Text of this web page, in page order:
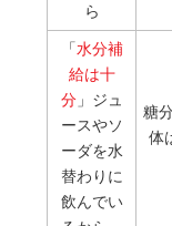
ら
「水分補
給は十
分」ジュ
ースやソ
ーダを水
替わりに
飲んでい
糖
体